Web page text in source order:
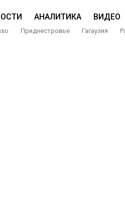
АНАЛИТИКА ВИДЕО
Приднестровье Гагаузия